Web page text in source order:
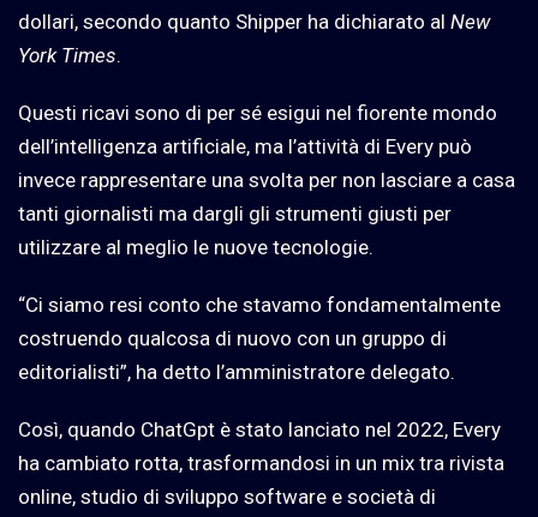
dollari, secondo quanto Shipper ha dichiarato al New
York Times.
Questi ricavi sono di per sé esigui nel fiorente mondo
dell’intelligenza artificiale, ma l’attività di Every può
invece rappresentare una svolta per non lasciare a casa
tanti giornalisti ma dargli gli strumenti giusti per
utilizzare al meglio le nuove tecnologie.
“Ci siamo resi conto che stavamo fondamentalmente
costruendo qualcosa di nuovo con un gruppo di
editorialisti”, ha detto l’amministratore delegato.
Così, quando ChatGpt è stato lanciato nel 2022, Every
ha cambiato rotta, trasformandosi in un mix tra rivista
online, studio di sviluppo software e società di